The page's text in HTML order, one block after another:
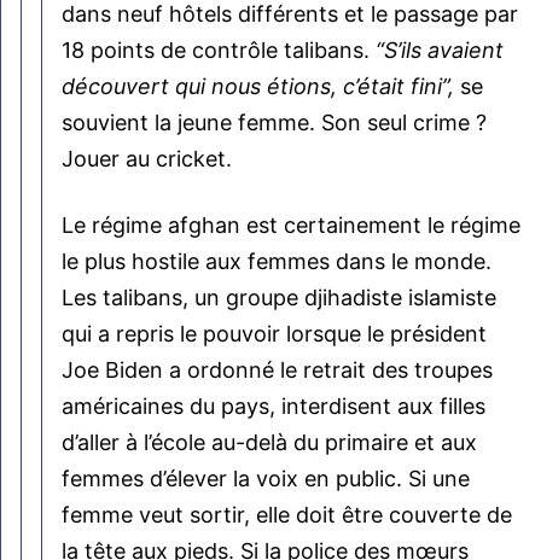
dans neuf hôtels différents et le passage par
18 points de contrôle talibans. “S’ils avaient
découvert qui nous étions, c’était fini”, se
souvient la jeune femme. Son seul crime ?
Jouer au cricket.
Le régime afghan est certainement le régime
le plus hostile aux femmes dans le monde.
Les talibans, un groupe djihadiste islamiste
qui a repris le pouvoir lorsque le président
Joe Biden a ordonné le retrait des troupes
américaines du pays, interdisent aux filles
d’aller à l’école au-delà du primaire et aux
femmes d’élever la voix en public. Si une
femme veut sortir, elle doit être couverte de
la tête aux pieds. Si la police des mœurs